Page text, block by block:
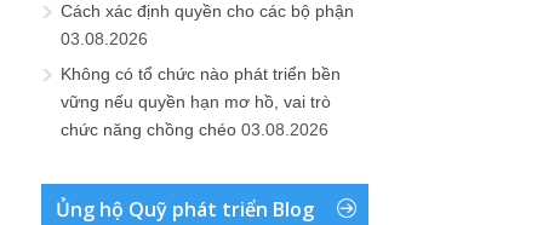
Cách xác định quyền cho các bộ phận
03.08.2026
Không có tổ chức nào phát triển bền
vững nếu quyền hạn mơ hồ, vai trò
chức năng chồng chéo 03.08.2026
Ủng hộ Quỹ phát triển Blog